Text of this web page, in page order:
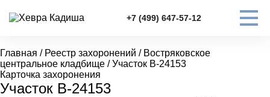
+7 (499) 647-57-12
Главная / Реестр захоронений / Востряковское
центральное кладбище / Участок В-24153
Карточка захоронения
Участок В-24153